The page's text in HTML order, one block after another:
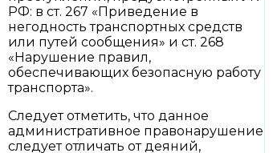
РФ: в ст. 267 «Приведение в
негодность транспортных средств
или путей сообщения» и ст. 268
«Нарушение правил,
обеспечивающих безопасную работу
транспорта».
Следует отметить, что данное
административное правонарушение
следует отличать от деяний,